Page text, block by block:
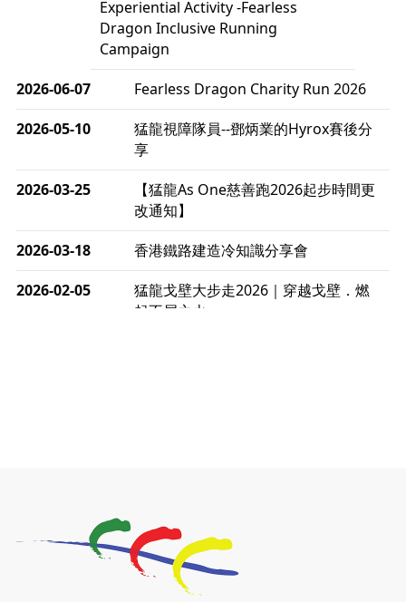
Experiential Activity -Fearless
Dragon Inclusive Running
Campaign
2026-06-07
Fearless Dragon Charity Run 2026
2026-05-10
猛龍視障隊員--鄧炳業的Hyrox賽後分
享
2026-03-25
【猛龍As One慈善跑2026起步時間更
改通知】
2026-03-18
香港鐵路建造冷知識分享會
2026-02-05
猛龍戈壁大步走2026｜穿越戈壁．燃
起不屈之火
2025-08-12
Lockton Fearless Dragon Trail Run
2025